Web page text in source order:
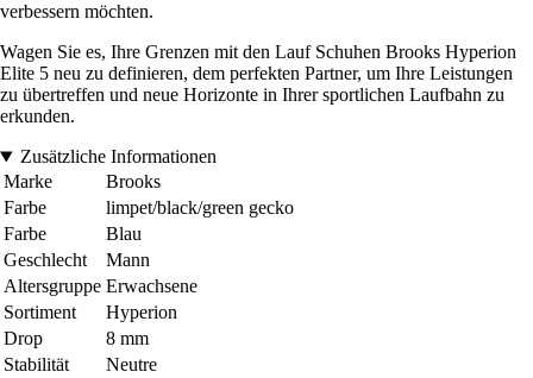
verbessern möchten.
Wagen Sie es, Ihre Grenzen mit den Lauf Schuhen Brooks Hyperion
Elite 5 neu zu definieren, dem perfekten Partner, um Ihre Leistungen
zu übertreffen und neue Horizonte in Ihrer sportlichen Laufbahn zu
erkunden.
Zusätzliche Informationen
Marke
Brooks
Farbe
limpet/black/green gecko
Farbe
Blau
Geschlecht
Mann
Altersgruppe Erwachsene
Sortiment
Hyperion
Drop
8 mm
Stabilität
Neutre